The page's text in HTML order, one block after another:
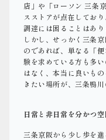
店」や「ローソン 三条
スストアが点在してお
調達には困ることはあり
しかし、せっかく三条
のであれば、単なる「
験を求めている方も多
はなく、本当に良いも
きたい場所が、三条鴨
日常と非日常を分かつ
三条京阪から少し歩を